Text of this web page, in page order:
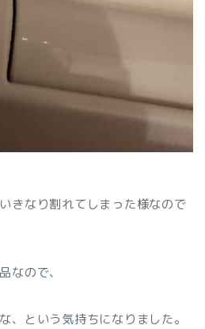
きなり割れてしまった様なので
なので、
、という気持ちになりました。